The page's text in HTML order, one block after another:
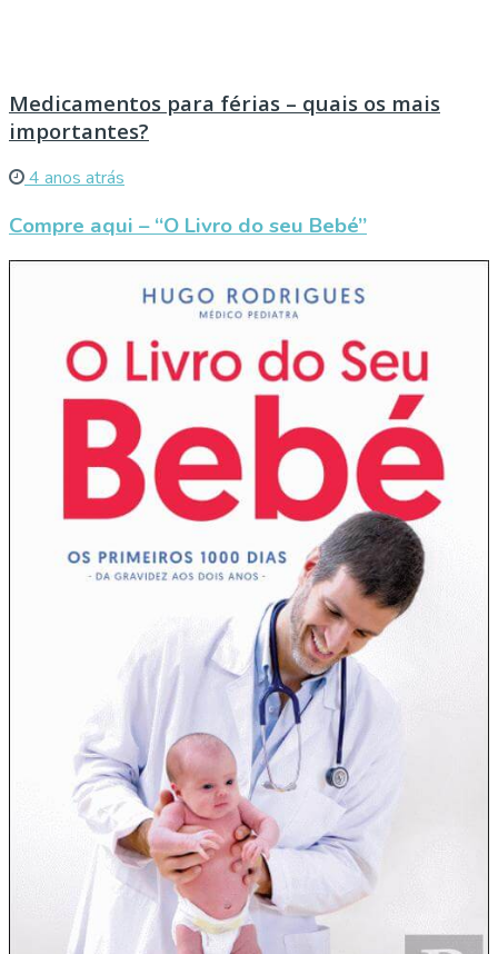
Medicamentos para férias – quais os mais
importantes?
4 anos atrás
Compre aqui – “O Livro do seu Bebé”